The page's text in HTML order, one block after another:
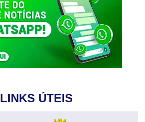
LINKS ÚTEIS